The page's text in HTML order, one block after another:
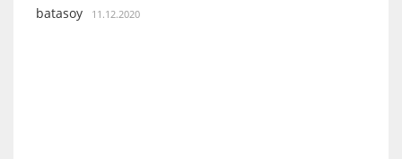
batasoy 11.12.2020